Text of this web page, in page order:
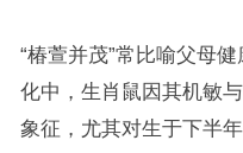
“椿萱并茂”常比喻父母
化中，生肖鼠因其机敏
象征，尤其对生于下半